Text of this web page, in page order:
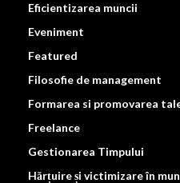
Eficientizarea muncii
Eveniment
Featured
Filosofie de management
Formarea si promovarea
Freelance
Gestionarea Timpului
Hărțuire și victimizare în